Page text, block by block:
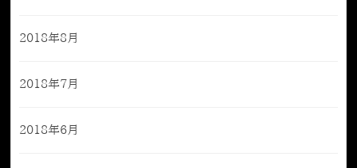
2018年8月
2018年7月
2018年6月